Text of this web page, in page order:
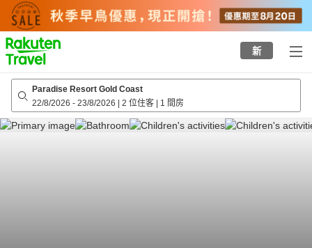
to
top
page
新
Paradise Resort Gold Coast
22/8/2026 - 23/8/2026 | 2 位住客 | 1 間房